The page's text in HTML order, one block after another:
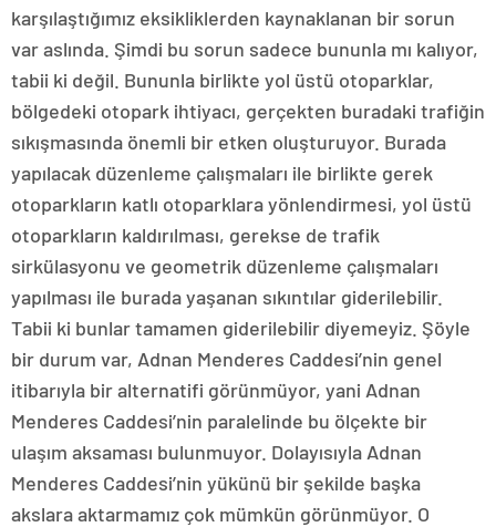
karşılaştığımız eksikliklerden kaynaklanan bir sorun
var aslında. Şimdi bu sorun sadece bununla mı kalıyor,
tabii ki değil. Bununla birlikte yol üstü otoparklar,
bölgedeki otopark ihtiyacı, gerçekten buradaki trafiğin
sıkışmasında önemli bir etken oluşturuyor. Burada
yapılacak düzenleme çalışmaları ile birlikte gerek
otoparkların katlı otoparklara yönlendirmesi, yol üstü
otoparkların kaldırılması, gerekse de trafik
sirkülasyonu ve geometrik düzenleme çalışmaları
yapılması ile burada yaşanan sıkıntılar giderilebilir.
Tabii ki bunlar tamamen giderilebilir diyemeyiz. Şöyle
bir durum var, Adnan Menderes Caddesi’nin genel
itibarıyla bir alternatifi görünmüyor, yani Adnan
Menderes Caddesi’nin paralelinde bu ölçekte bir
ulaşım aksaması bulunmuyor. Dolayısıyla Adnan
Menderes Caddesi’nin yükünü bir şekilde başka
akslara aktarmamız çok mümkün görünmüyor. O